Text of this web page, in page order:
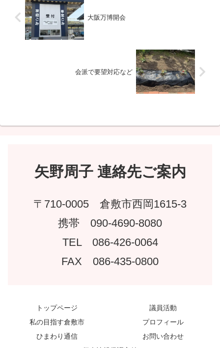
大阪万博開会
会派で要望対応など
矢野周子 連絡先ご案内
〒710-0005 倉敷市西岡1615-3
携帯 090-4690-8080
TEL 086-426-0064
FAX 086-435-0800
トップページ
議員活動
私の目指す倉敷市
プロフィール
ひまわり通信
お問い合わせ